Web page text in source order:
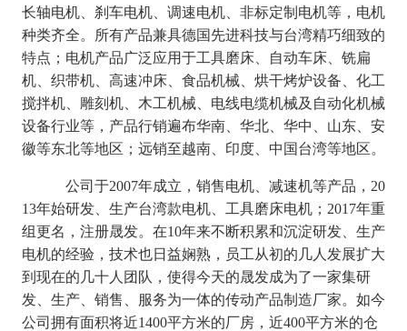
长轴电机、刹车电机、调速电机、非标定制电机等，电机
种类齐全。所有产品兼具德国先进科技与台湾精巧细致的
特点 ；电机产品广泛应用于工具磨床、
自动车床、铣扁
机、 织带机、高速冲床、食品机械、 烘干烤炉设备、化工
搅拌机、雕刻机、 木工机械、电线电缆机械及自动化机械
设备行业等，产品行销遍布华南、华北、华中、山东、安
徽等东北等地区；远销至越南、印度、中国台湾等地区。
公司于2007年成立，销售电机、减速机等产品，20
13年始研发、生产台湾款电机、工具磨床电机；2017年重
组更名，注册晟发。在10年来不断积累和沉淀研发、生产
电机的经验，技术也日益娴熟，员工从初的几人发展扩大
到现在的几十人团队，使得今天的晟发成为了一家集研
发、生产、销售、服务为一体的传动产品制造厂家。如今
公司拥有面积将近1400平方米的厂房，近400平方米的仓